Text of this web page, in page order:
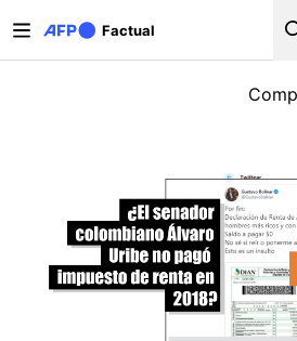
Factual
Solapas principales